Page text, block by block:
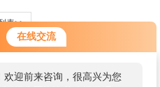
在线交流
欢迎前来咨询，很高兴为您
表>>